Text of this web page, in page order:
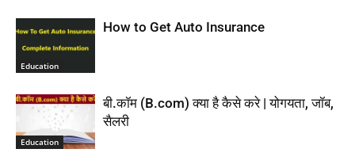
Education
How to Get Auto Insurance
Education
बी.कॉम (B.com) क्या है कैसे करे | योगयता, जॉब,
सैलरी